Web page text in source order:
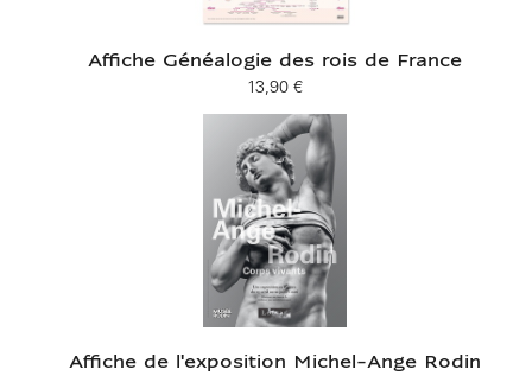
Affiche Généalogie des rois de France
Prix ​​actuel
13,90 €
Affiche de l'exposition Michel-Ange Rodin